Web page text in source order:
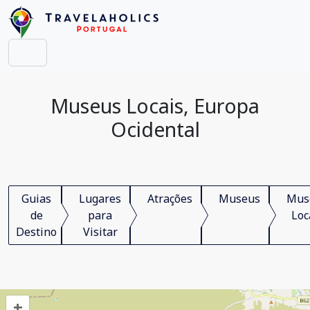
Museus Locais, Europa
Ocidental
Guias
de
Destino
Lugares
para
Visitar
Atrações Museus